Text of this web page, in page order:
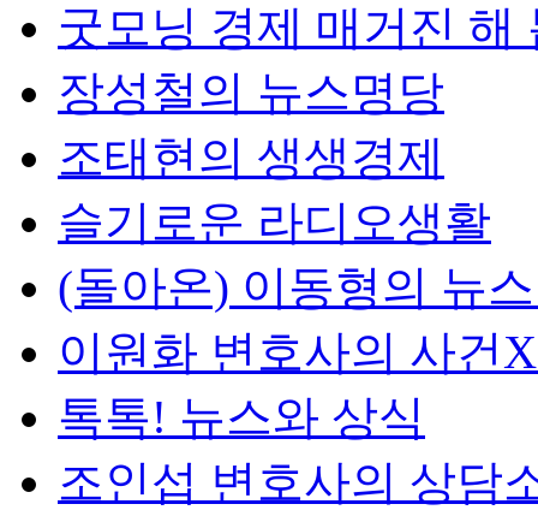
굿모닝 경제 매거진 해
장성철의 뉴스명당
조태현의 생생경제
슬기로운 라디오생활
(돌아온) 이동형의 뉴
이원화 변호사의 사건
톡톡! 뉴스와 상식
조인섭 변호사의 상담